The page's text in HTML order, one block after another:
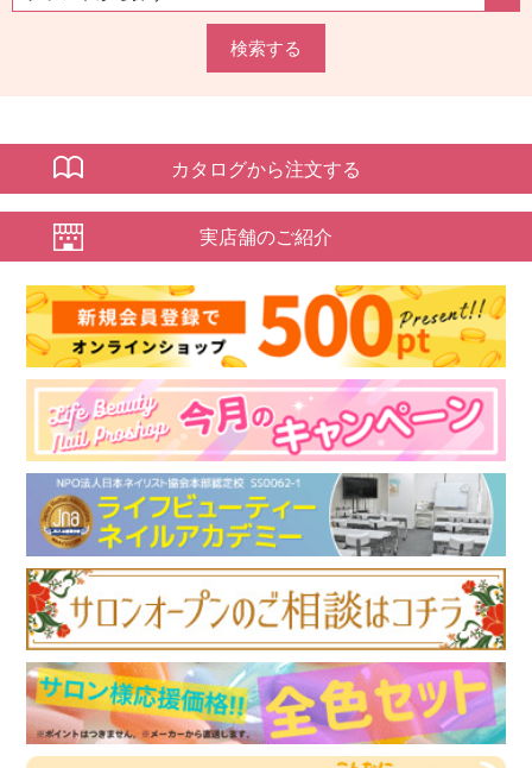
検索する
カタログから注文する
実店舗のご紹介